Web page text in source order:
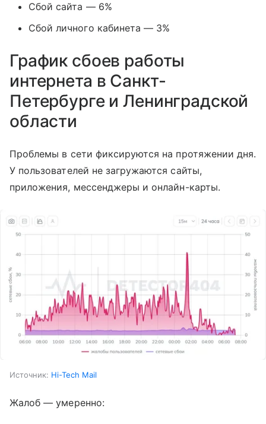
Сбой сайта — 6%
Сбой личного кабинета — 3%
График сбоев работы
интернета в Санкт-
Петербурге и Ленинградской
области
Проблемы в сети фиксируются на протяжении дня.
У пользователей не загружаются сайты,
приложения, мессенджеры и онлайн-карты.
Источник: Hi-Tech Mail
Жалоб — умеренно: